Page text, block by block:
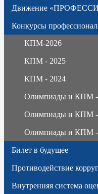
Движение
Конкурсы
КПМ-2026
КПМ - 2025
КПМ - 2024
Олимпиады и КПМ -
Олимпиады и КПМ -
Олимпиады и КПМ -
Билет в будущее
Противодействие
Внутренняя система